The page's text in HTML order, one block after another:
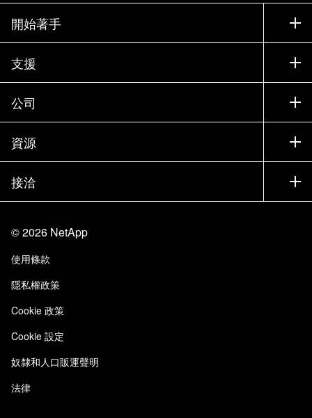
開始著手
如何購買
聯絡銷售人員
尋找合作夥伴
試用產品
執行簡報
產品（依英文字母順序排列）
支援
支援
訓練
說明文件
知識庫
社群
公司
公司
合作夥伴
工作機會
信任中心
責任與永續
品質認證
NetApp Instaclustr
資源
新聞
活動
部落格
客戶使用經驗
客戶成功案例
接洽
網站意見反應
存取性
電子郵件訂閱
©2026 NetApp
使用條款
隱私權政策
Cookie 政策
Cookie 設定
奴隸和人口販運聲明
法律